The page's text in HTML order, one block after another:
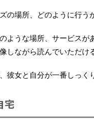
の場所、どのように行う
ような場所、サービス
しながら読んでいただけ
彼女と自分が一番しっく
宅